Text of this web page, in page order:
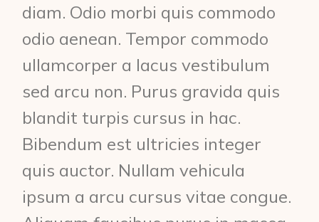
diam. Odio morbi quis commodo
odio aenean. Tempor commodo
ullamcorper a lacus vestibulum
sed arcu non. Purus gravida quis
blandit turpis cursus in hac.
Bibendum est ultricies integer
quis auctor. Nullam vehicula
ipsum a arcu cursus vitae congue.